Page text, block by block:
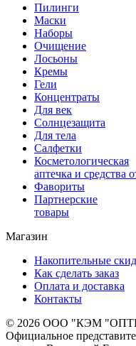
Пилинги
Маски
Наборы
Очищение
Лосьоны
Кремы
Гели
Концентраты
Для век
Солнцезащита
Для тела
Салфетки
Косметологическая
аптечка и средства
Фавориты
Партнерские
товары
Магазин
Накопительные
Как сделать заказ
Оплата и доставка
Контакты
© 2026 ООО "КЭМ
Официальное